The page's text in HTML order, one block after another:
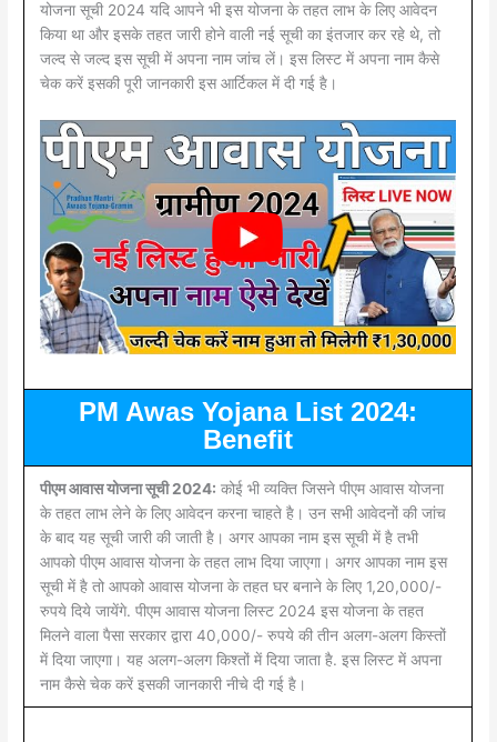
योजना सूची 2024 यदि आपने भी इस योजना के तहत लाभ के लिए आवेदन
किया था और इसके तहत जारी होने वाली नई सूची का इंतजार कर रहे थे, तो
जल्द से जल्द इस सूची में अपना नाम जांच लें। इस लिस्ट में अपना नाम कैसे
चेक करें इसकी पूरी जानकारी इस आर्टिकल में दी गई है।
PM Awas Yojana List 2024:
Benefit
पीएम आवास योजना सूची 2024: कोई भी व्यक्ति जिसने पीएम आवास योजना
के तहत लाभ लेने के लिए आवेदन करना चाहते है। उन सभी आवेदनों की जांच
के बाद यह सूची जारी की जाती है। अगर आपका नाम इस सूची में है तभी
आपको पीएम आवास योजना के तहत लाभ दिया जाएगा। अगर आपका नाम इस
सूची में है तो आपको आवास योजना के तहत घर बनाने के लिए 1,20,000/-
रुपये दिये जायेंगे. पीएम आवास योजना लिस्ट 2024 इस योजना के तहत
मिलने वाला पैसा सरकार द्वारा 40,000/- रुपये की तीन अलग-अलग किस्तों
में दिया जाएगा। यह अलग-अलग किश्तों में दिया जाता है. इस लिस्ट में अपना
नाम कैसे चेक करें इसकी जानकारी नीचे दी गई है।